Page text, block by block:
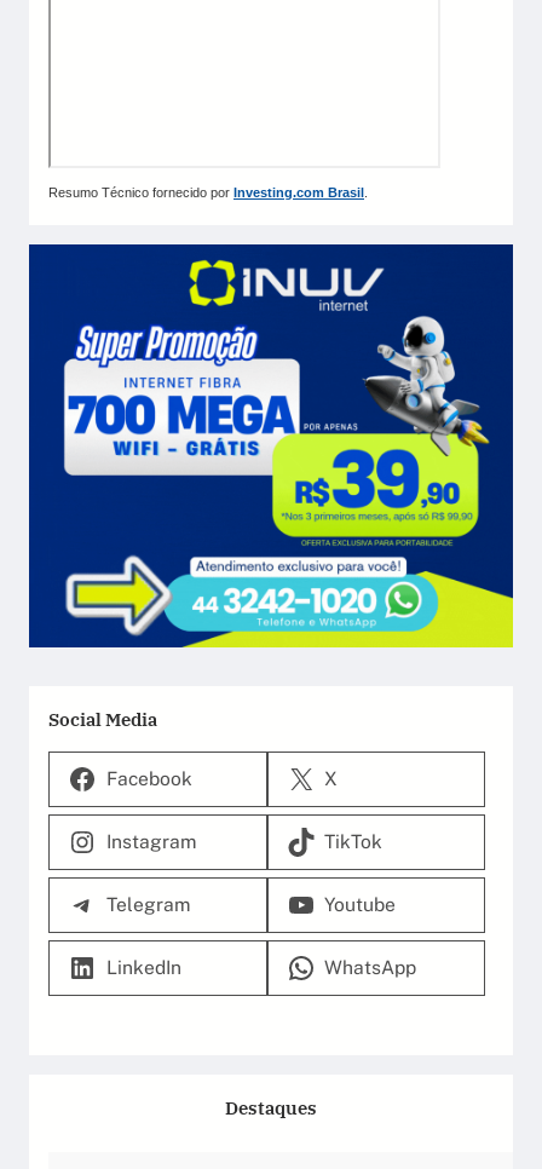
Resumo Técnico fornecido por Investing.com Brasil
Social Media
Facebook X
Instagram TikTok
Telegram Youtube
LinkedIn WhatsApp
Destaques